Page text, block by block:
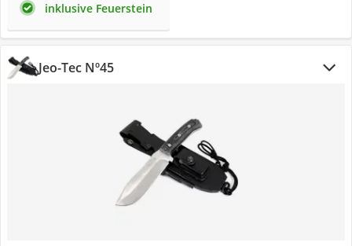
inklusive Feuerstein
Jeo-Tec Nº45